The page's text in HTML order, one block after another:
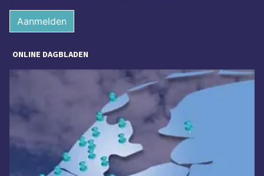
Aanmelden
ONLINE DAGBLADEN